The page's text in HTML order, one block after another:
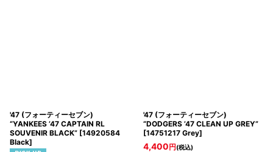
'47 (フォーティーセブン)
“YANKEES ’47 CAPTAIN RL
SOUVENIR BLACK” [14920584
Black]
'47 (フォーティーセブン)
“DODGERS ’47 CLEAN UP GREY”
[14751217 Grey]
4,400円(税込)